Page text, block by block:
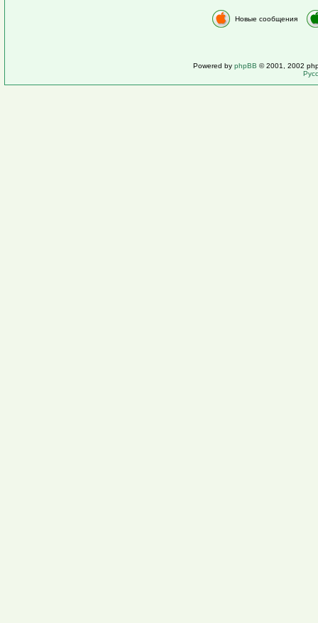
Новые сообщения
Powered by phpBB © 2001, 2002